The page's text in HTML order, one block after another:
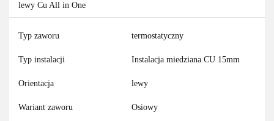
lewy Cu All in One
Typ zaworu termostatyczny
Typ instalacji Instalacja miedziana CU 15mm
Orientacja lewy
Wariant zaworu Osiowy